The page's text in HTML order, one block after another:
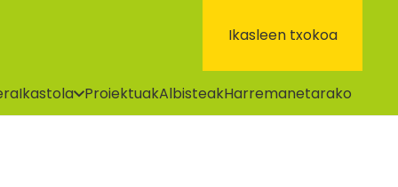
Ikasleen txokoa
Ikastola ProiektuakAlbisteakHarremanetarako